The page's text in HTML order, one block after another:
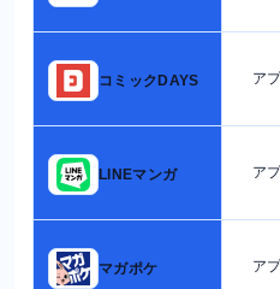
コミックDAYS ア
LINEマンガ ア
マガポケ ア